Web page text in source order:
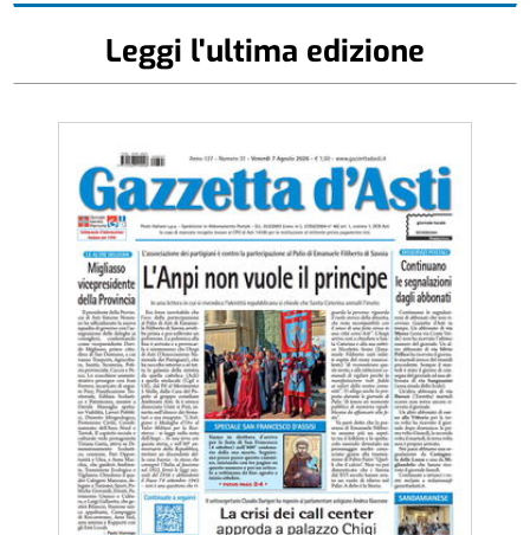
Leggi l'ultima edizione